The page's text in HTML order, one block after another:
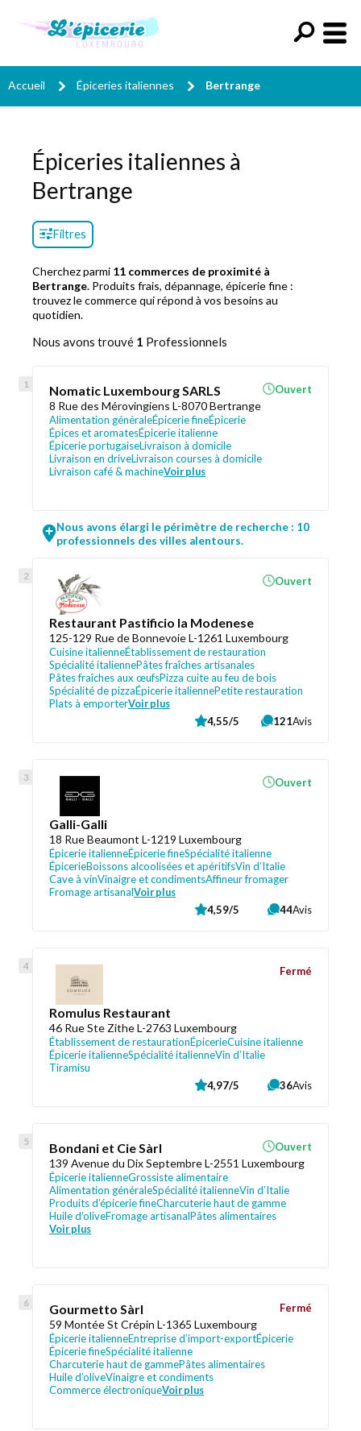
Accueil Épiceries italiennes Bertrange
Épiceries italiennes à
Bertrange
Filtres
Cherchez parmi 11 commerces de proximité à
Bertrange. Produits frais, dépannage, épicerie fine :
trouvez le commerce qui répond à vos besoins au
quotidien.
Nous avons trouvé 1 Professionnels
Nomatic Luxembourg SARLS
8 Rue des Mérovingiens L-8070 Bertrange
Alimentation généraleÉpicerie fineÉpicerie
Épices et aromatesÉpicerie italienne
Épicerie portugaiseLivraison à domicile
Livraison en driveLivraison courses à domicile
Livraison café & machineVoir plus
Ouvert
Nous avons élargi le périmètre de recherche : 10
professionnels des villes alentours.
Restaurant Pastificio la Modenese
125-129 Rue de Bonnevoie L-1261 Luxembourg
Cuisine italienneÉtablissement de restauration
Spécialité italiennePâtes fraîches artisanales
Pâtes fraîches aux œufsPizza cuite au feu de bois
Spécialité de pizzaÉpicerie italiennePetite restauration
Plats à emporterVoir plus
Ouvert
4,55/5 121Avis
Galli-Galli
18 Rue Beaumont L-1219 Luxembourg
Épicerie italienneÉpicerie fineSpécialité italienne
ÉpicerieBoissons alcoolisées et apéritifsVin d’Italie
Cave à vinVinaigre et condimentsAffineur fromager
Fromage artisanalVoir plus
Ouvert
4,59/5 44Avis
Romulus Restaurant
46 Rue Ste Zithe L-2763 Luxembourg
Établissement de restaurationÉpicerieCuisine italienne
Épicerie italienneSpécialité italienneVin d’Italie
Tiramisu
Fermé
4,97/5 36Avis
Bondani et Cie Sàrl
139 Avenue du Dix Septembre L-2551 Luxembourg
Épicerie italienneGrossiste alimentaire
Alimentation généraleSpécialité italienneVin d’Italie
Produits d’épicerie fineCharcuterie haut de gamme
Huile d’oliveFromage artisanalPâtes alimentaires
Voir plus
Ouvert
Gourmetto Sàrl
59 Montée St Crépin L-1365 Luxembourg
Épicerie italienneEntreprise d’import-exportÉpicerie
Épicerie fineSpécialité italienne
Charcuterie haut de gammePâtes alimentaires
Huile d’oliveVinaigre et condiments
Commerce électroniqueVoir plus
Fermé